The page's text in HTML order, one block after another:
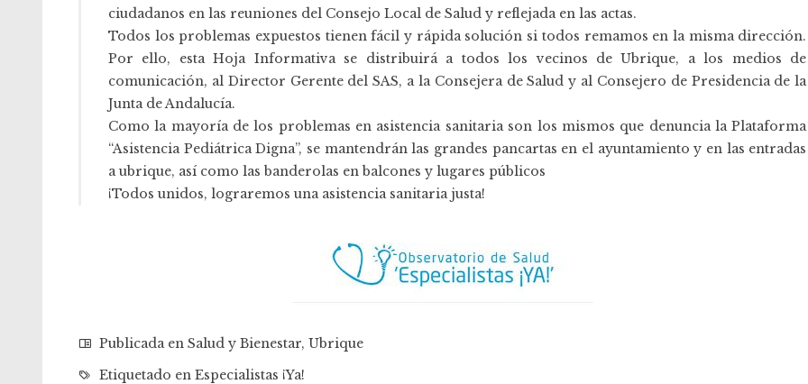
ciudadanos en las reuniones del Consejo Local de Salud y reflejada en las actas.
Todos los problemas expuestos tienen fácil y rápida solución si todos remamos en la misma dirección.
Por ello, esta Hoja Informativa se distribuirá a todos los vecinos de Ubrique, a los medios de
comunicación, al Director Gerente del SAS, a la Consejera de Salud y al Consejero de Presidencia de la
Junta de Andalucía.
Como la mayoría de los problemas en asistencia sanitaria son los mismos que denuncia la Plataforma
“Asistencia Pediátrica Digna”, se mantendrán las grandes pancartas en el ayuntamiento y en las entradas
a ubrique, así como las banderolas en balcones y lugares públicos
¡Todos unidos, lograremos una asistencia sanitaria justa!
Publicada en Salud y Bienestar, Ubrique
Etiquetado en Especialistas ¡Ya!